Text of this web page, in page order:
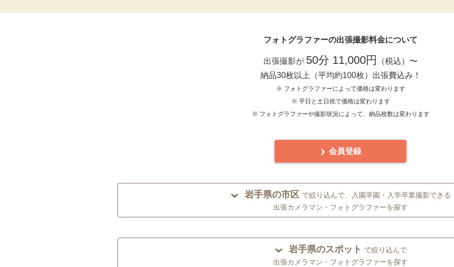
フォトグラファーの出張撮影料金について
出張撮影が 50分 11,000円
（税込）〜
納品30枚以上（平均約100枚）出張費込み！
※ フォトグラファーによって価格は変わります
※ 平日と土日祝で価格は変わります
※ フォトグラファーや撮影状況によって、納品枚数は変わります
会員登録
岩手県の市区 で絞り込んで、入園卒園・入学卒業撮影できる
出張カメラマン・フォトグラファーを探す
岩手県のスポット で絞り込んで
出張カメラマン・フォトグラファーを探す